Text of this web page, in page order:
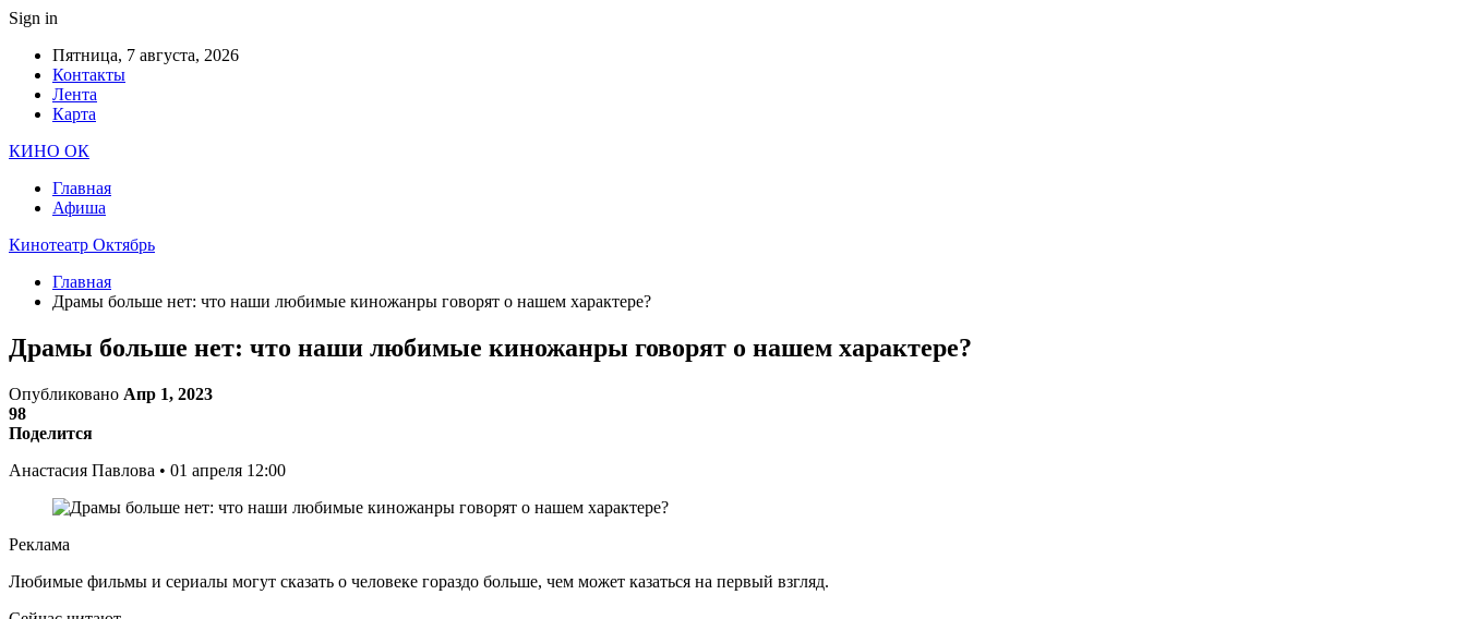
Sign in
Пятница, 7 августа, 2026
Контакты
Лента
Карта
КИНО ОК
Главная
Афиша
Кинотеатр Октябрь
Главная
Драмы больше нет: что наши любимые киножанры говорят о нашем характере?
Драмы больше нет: что наши любимые киножанры говорят о нашем характере?
Опубликовано Апр 1, 2023
98
Поделится
Анастасия Павлова • 01 апреля 12:00
Реклама
Любимые фильмы и сериалы могут сказать о человеке гораздо больше, чем может казаться на первый взгляд.